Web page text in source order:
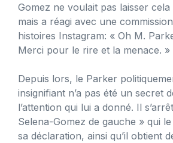
Gomez ne voulait pas laisser cela
mais a réagi avec une
histoires Instagram: « Oh M.
Merci pour le rire et la menace. »
Depuis lors, le Parker
insignifiant n’a pas été un secret
l’attention qui lui a donné. Il
Selena-Gomez de gauche » qui
sa déclaration, ainsi qu’il obtient